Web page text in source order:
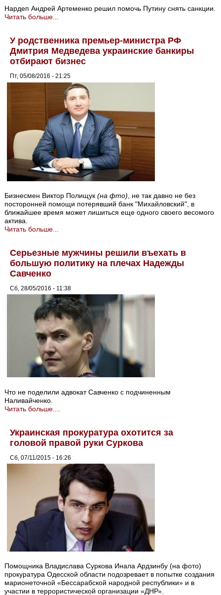
Нардеп Андрей Артеменко решил помочь Путину снять санкции.
Читать больше...
У родственника премьер-министра РФ
Дмитрия Медведева украинские банкиры
отбирают бизнес
Пт, 05/08/2016 - 21:25
Бизнесмен Виктор Полищук(на фто) , не так давно не без
посторонней помощи потерявший банк "Михайловский", в
ближайшее время может лишиться еще одного своего весомого
актива.
Читать больше...
Серьезные мужчины решили въехать в
большую политику на плечах Надежды
Савченко
Сб, 28/05/2016 - 11:38
Что не поделили адвокат Савченко с подчиненным
Наливайченко.
Читать больше....
Украинская прокуратура охотится за
головой правой руки Суркова
Сб, 07/11/2015 - 16:26
Помощника Владислава Суркова Инала Ардзинбу (на фото)
прокуратура Одесской области подозревает в попытке создания
марионеточной «Бессарабской народной республики» и в
участии в террористической организации «ДНР».